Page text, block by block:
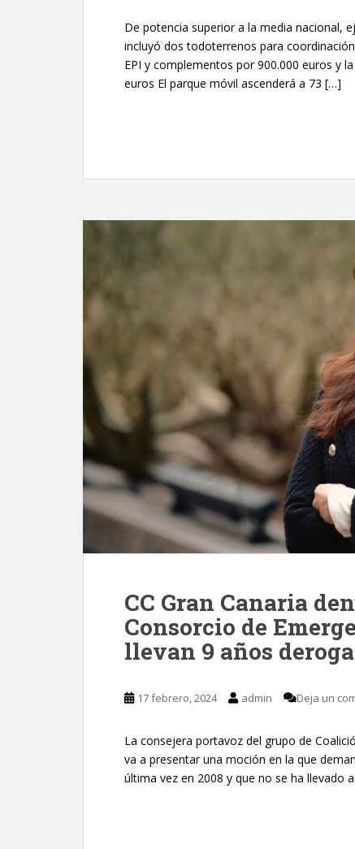
De potencia superior a la media nacional,
incluyó dos todoterrenos para
EPI y complementos por 900.000 euros y
euros El parque móvil ascenderá a 73 […]
CC Gran Canaria
Consorcio de
llevan 9 años
17 febrero, 2024 admin Deja un
La consejera portavoz del grupo de
va a presentar una moción en la que
última vez en 2008 y que no se ha llevado